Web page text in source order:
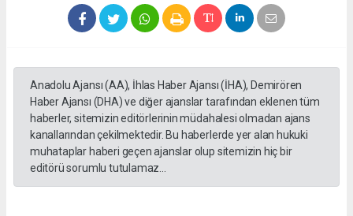
Anadolu Ajansı (AA), İhlas Haber Ajansı (İHA), Demirören
Haber Ajansı (DHA) ve diğer ajanslar tarafından eklenen tüm
haberler, sitemizin editörlerinin müdahalesi olmadan ajans
kanallarından çekilmektedir. Bu haberlerde yer alan hukuki
muhataplar haberi geçen ajanslar olup sitemizin hiç bir
editörü sorumlu tutulamaz...